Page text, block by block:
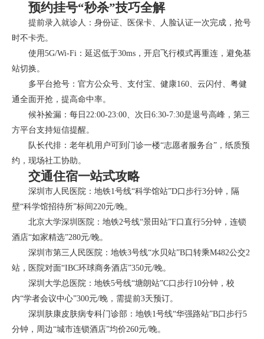
预约挂号“秒杀”技巧全解
提前录入就诊人：身份证、医保卡、人脸认证一次完成，抢号
时不卡壳。
使用5G/Wi-Fi：延迟低于30ms，开启飞行模式再重连，避免基
站切换。
多平台抢号：官方公众号、支付宝、健康160、云闪付、粤健
通全面开抢，提高命中率。
候补捡漏：每日22:00-23:00、次日6:30-7:30是退号高峰，第三
方平台支持短信提醒。
队长代排：老年机用户可到门诊一楼“志愿者服务台”，纸质预
约，现场社工协助。
交通住宿一站式攻略
深圳市人民医院：地铁1号线“科学馆站”D口步行3分钟，隔
壁“科学馆招待所”标间220元/晚。
北京大学深圳医院：地铁2号线“景田站”F口直行5分钟，连锁
酒店“如家精选”280元/晚。
深圳市第三人民医院：地铁3号线“水贝站”B口转乘M482公交2
站，医院对面“IBC环球商务酒店”350元/晚。
深圳大学总医院：地铁5号线“塘朗站”C口步行10分钟，校
内“学者会议中心”300元/晚，需提前3天预订。
深圳肤康皮肤病专科门诊部：地铁1号线“华强路站”B口步行5
分钟，周边“城市连锁酒店”均价260元/晚。